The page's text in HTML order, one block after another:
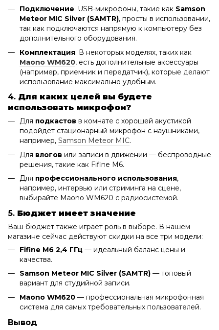
Подключение. USB-микрофоны, такие как Samson
Meteor MIC Silver (SAMTR), просты в использовании,
так как подключаются напрямую к компьютеру без
дополнительного оборудования.
Комплектация. В некоторых моделях, таких как
Maono WM620, есть дополнительные аксессуары
(например, приемник и передатчик), которые делают
использование максимально удобным.
4. Для каких целей вы будете
использовать микрофон?
Для подкастов в комнате с хорошей акустикой
подойдет стационарный микрофон с наушниками,
например, Samson Meteor MIC.
Для влогов или записи в движении — беспроводные
решения, такие как Fifine M6.
Для профессионального использования,
например, интервью или стриминга на сцене,
выбирайте Maono WM620 с радиосистемой.
5. Бюджет имеет значение
Ваш бюджет также играет роль в выборе. В нашем
магазине сейчас действуют скидки на все три модели:
Fifine M6 2,4 ГГц — идеальный баланс цены и
качества.
Samson Meteor MIC Silver (SAMTR) — топовый
вариант для студийной записи.
Maono WM620 — профессиональная микрофонная
система для самых требовательных пользователей.
Вывод